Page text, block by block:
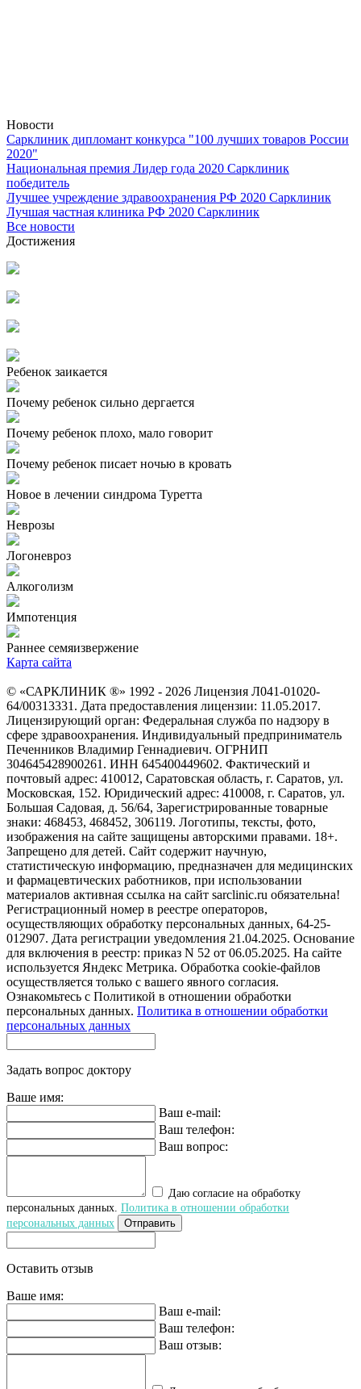
Новости
Сарклиник дипломант конкурса "100 лучших товаров России
2020"
Национальная премия Лидер года 2020 Сарклиник
победитель
Лучшее учреждение здравоохранения РФ 2020 Сарклиник
Лучшая частная клиника РФ 2020 Сарклиник
Все новости
Достижения
Ребенок заикается
Почему ребенок сильно дергается
Почему ребенок плохо, мало говорит
Почему ребенок писает ночью в кровать
Новое в лечении синдрома Туретта
Неврозы
Логоневроз
Алкоголизм
Импотенция
Раннее семяизвержение
Карта сайта
© «САРКЛИНИК ®» 1992 - 2026 Лицензия Л041-01020-
64/00313331. Дата предоставления лицензии: 11.05.2017.
Лицензирующий орган: Федеральная служба по надзору в
сфере здравоохранения. Индивидуальный предприниматель
Печенников Владимир Геннадиевич. ОГРНИП
304645428900261. ИНН 645400449602. Фактический и
почтовый адрес: 410012, Саратовская область, г. Саратов, ул.
Московская, 152. Юридический адрес: 410008, г. Саратов, ул.
Большая Садовая, д. 56/64, Зарегистрированные товарные
знаки: 468453, 468452, 306119. Логотипы, тексты, фото,
изображения на сайте защищены авторскими правами. 18+.
Запрещено для детей. Сайт содержит научную,
статистическую информацию, предназначен для медицинских
и фармацевтических работников, при использовании
материалов активная ссылка на сайт sarclinic.ru обязательна!
Регистрационный номер в реестре операторов,
осуществляющих обработку персональных данных, 64-25-
012907. Дата регистрации уведомления 21.04.2025. Основание
для включения в реестр: приказ N 52 от 06.05.2025. На сайте
используется Яндекс Метрика. Обработка cookie-файлов
осуществляется только с вашего явного согласия.
Ознакомьтесь с Политикой в отношении обработки
персональных данных. Политика в отношении обработки
персональных данных
Задать вопрос доктору
Ваше имя:
Ваш e-mail:
Ваш телефон:
Ваш вопрос:
Даю согласие на обработку
персональных данных. Политика в отношении обработки
персональных данных
Отправить
Оставить отзыв
Ваше имя:
Ваш e-mail:
Ваш телефон:
Ваш отзыв: